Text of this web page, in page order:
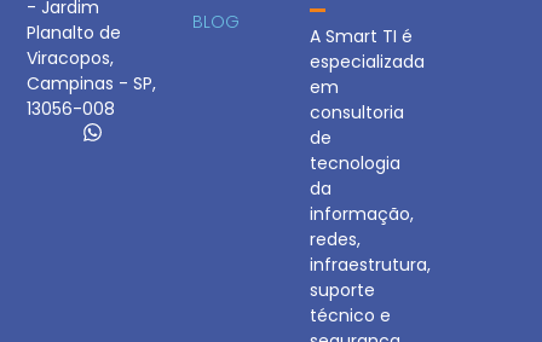
- Jardim
Planalto de
Viracopos,
Campinas - SP,
13056-008
A Smart TI é
especializada
em
consultoria
de
tecnologia
da
informação,
redes,
infraestrutura,
suporte
técnico e
BLOG